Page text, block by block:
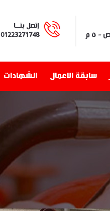
إتصل بنــا
01223271748
سابقة الاعمال الشهادات